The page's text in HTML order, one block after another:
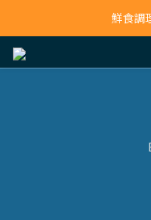
寵物吸毛
鮮食調